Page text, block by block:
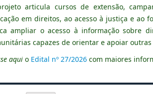
articula cursos de extensão,
em direitos, ao acesso à justiça e ao
ampliar o acesso à informação sobre
capazes de orientar e apoiar
aqui o Edital nº 27/2026 com maiores